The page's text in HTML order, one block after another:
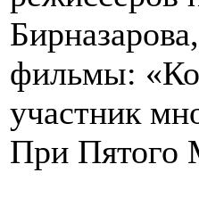
фильмы:
участник
При